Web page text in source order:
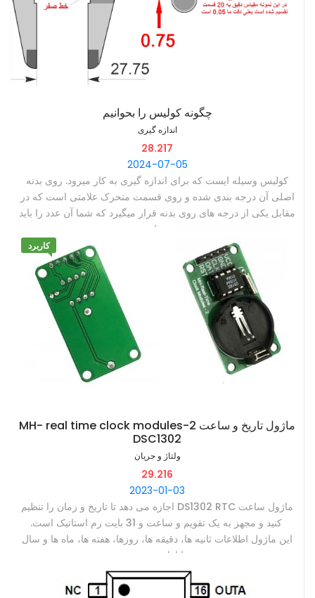
چگونه کولیس را بحوانیم
اندازه گیری
28.217
2024-07-05
‫کولیس وسیله ایست که برای اندازه گیری به کار میرود. روی بدنه
اصلی آن درجه بندی شده و روی قسمت متحرک علامتی است که در
مقابل یکی از درجه های روی بدنه قرار میگیرد که شما آن عدد را باید
‫در کولیسهای با دقت بالا روی بخش متحرک نیز درجه بندی دارد که با
کمک آن اندازه دقیقتری به دست می اورید. ‫
‫در کولیسهای دقیق خط عدد صفر روی بخش متحرک علامت شما برای
خواندن اندازه روی بدنه کولیس است. و برای خواندن اندازه دقیق باید
به درجه های روی بخش متحرک نگاه کنید.
کاربرد
‫ماژول تاریخ و ساعت MH- real time clock modules-2
DSC1302
ولتاژ و جریان
29.216
2023-01-03
‫ماژول ساعت DS1302 RTC اجازه می دهد تا تاریخ و زمان را تنظیم
‫این ماژول اطلاعات ثانیه ها، دقیقه ها، روزها، هفته ها، ماه ها و سال
‫تعداد روزهای هر ماه به طور خودکار تنظیم می شود، همچنین از سال
کبیسه پشتیبانی می کند. ‫